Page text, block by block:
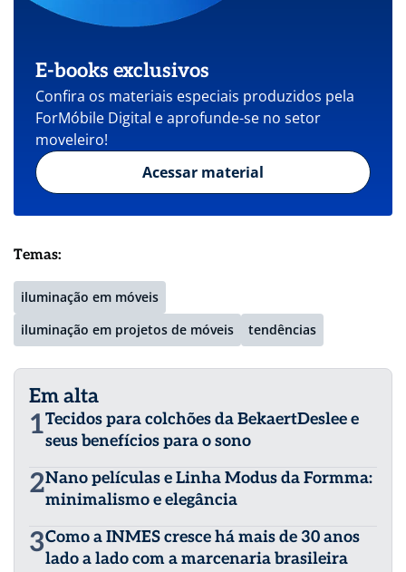
E-books exclusivos
Confira os materiais especiais produzidos pela
ForMóbile Digital e aprofunde-se no setor
moveleiro!
Acessar material
Temas:
iluminação em móveis
iluminação em projetos de móveis
tendências
Em alta
1Tecidos para colchões da BekaertDeslee e
seus benefícios para o sono
2Nano películas e Linha Modus da Formma:
minimalismo e elegância
3Como a INMES cresce há mais de 30 anos
lado a lado com a marcenaria brasileira